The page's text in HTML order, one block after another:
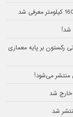
رکستون بر پایه معماری
خارج شد
شد